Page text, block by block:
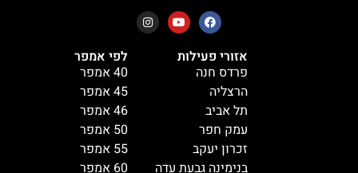
לפי אמפר
40 אמפר
45 אמפר
46 אמפר
50 אמפר
55 אמפר
60 אמפר
אזורי פעילות
פרדס חנה
הרצליה
תל אביב
עמק חפר
זכרון יעקב
בנימינה גבעת עדה